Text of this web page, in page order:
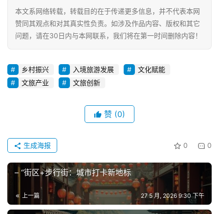
本文系网络转载，转载目的在于传递更多信息，并不代表本网
赞同其观点和对其真实性负责。如涉及作品内容、版权和其它
问题，请在30日内与本网联系，我们将在第一时间删除内容！
乡村振兴 入境旅游发展
文化赋能
文旅产业
文旅创新
赞 (0)
0 0
生成海报
– “街区+步行街：城市打卡新地标
上一篇 27 5 月, 2026 9:30 下午